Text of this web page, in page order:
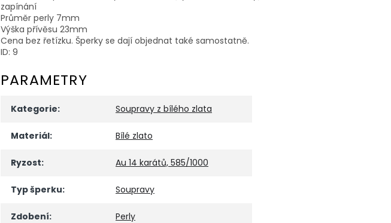
zapínání
Průměr perly 7mm
Výška přívěsu 23mm
Cena bez řetízku. Šperky se dají objednat také samostatně.
ID: 9
PARAMETRY
Kategorie: Soupravy z bílého zlata
Materiál: Bílé zlato
Ryzost: Au 14 karátů, 585/1000
Typ šperku: Soupravy
Zdobení: Perly